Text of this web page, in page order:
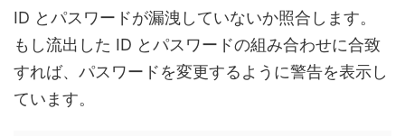
ID とパスワードが漏洩していないか照合します。
もし流出した ID とパスワードの組み合わせに合致
すれば、パスワードを変更するように警告を表示し
ています。